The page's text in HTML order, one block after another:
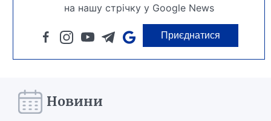
на нашу стрічку у Google News
Приєднатися
Новини